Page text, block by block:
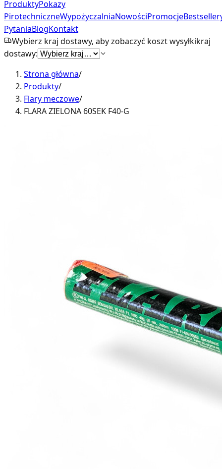
ProduktyPokazy
PirotechniczneWypożyczalniaNowościPromocje
PytaniaBlogKontakt
Wybierz kraj dostawy, aby zobaczyć koszt wysyłkikraj
dostawy:
Strona główna/
Produkty/
Flary meczowe/
FLARA ZIELONA 60SEK F40-G